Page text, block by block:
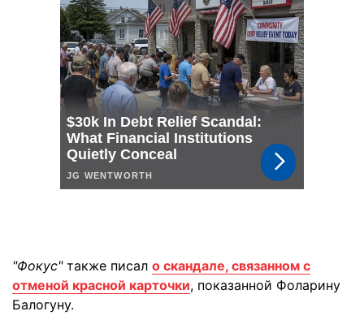
"Фокус"также писал о скандале, связанном с
отменой красной карточки, показанной Фоларину
Балогуну.